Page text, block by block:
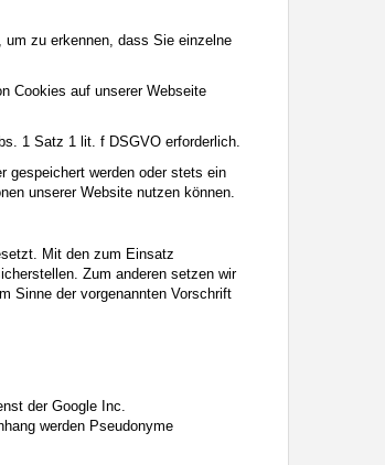
zu erkennen, dass Sie einzelne
Cookies auf unserer Webseite
1 Satz 1 lit. f DSGVO erforderlich.
gespeichert werden oder stets ein
unserer Website nutzen können.
Mit den zum Einsatz
Zum anderen setzen wir
Sinne der vorgenannten Vorschrift
der Google Inc.
werden Pseudonyme